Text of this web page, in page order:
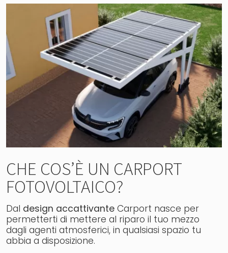
CHE COS’È UN CARPORT
FOTOVOLTAICO?
Dal design accattivante Carport nasce per
permetterti di mettere al riparo il tuo mezzo
dagli agenti atmosferici, in qualsiasi spazio tu
abbia a disposizione.